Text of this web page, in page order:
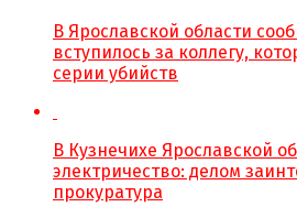
В Ярославской области
вступилось за коллегу,
серии убийств
В Кузнечихе Ярославской
электричество: делом
прокуратура